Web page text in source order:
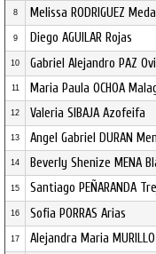
8 Melissa RODRIGUEZ Medal
9 Diego AGUILAR Rojas
10 Gabriel Alejandro PAZ
11 Maria Paula OCHOA
12 Valeria SIBAJA Azofeifa
13 Angel Gabriel DURAN
14 Beverly Shenize MENA
15 Santiago PEÑARANDA
16 Sofia PORRAS Arias
17 Alejandra Maria